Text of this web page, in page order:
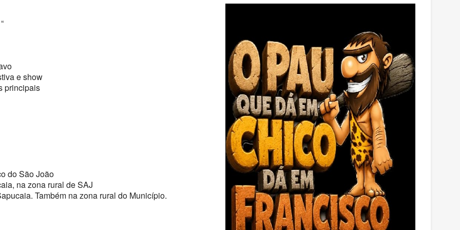
e show
principais
do São João
na zona rural de SAJ
Também na zona rural do Município.